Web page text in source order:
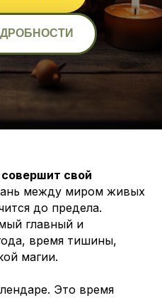
совершит свой
между миром живых
до предела.
главный и
время тишины,
магии.
Это время